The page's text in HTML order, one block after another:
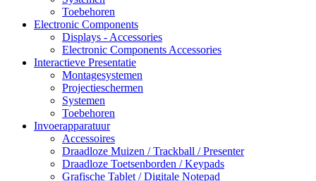
Toebehoren
Electronic Components
Displays - Accessories
Electronic Components Accessories
Interactieve Presentatie
Montagesystemen
Projectieschermen
Systemen
Toebehoren
Invoerapparatuur
Accessoires
Draadloze Muizen / Trackball / Presenter
Draadloze Toetsenborden / Keypads
Grafische Tablet / Digitale Notepad